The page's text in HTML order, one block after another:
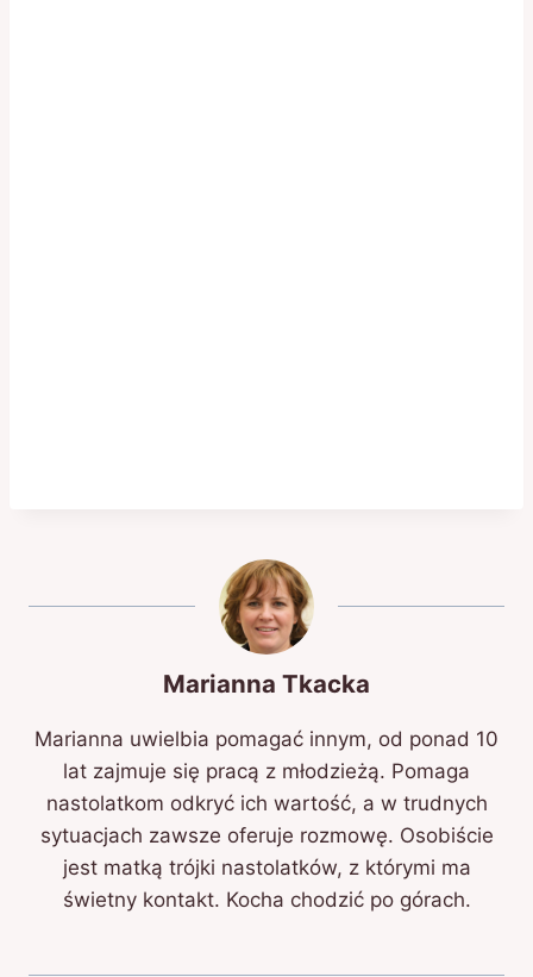
Marianna Tkacka
Marianna uwielbia pomagać innym, od ponad 10
lat zajmuje się pracą z młodzieżą. Pomaga
nastolatkom odkryć ich wartość, a w trudnych
sytuacjach zawsze oferuje rozmowę. Osobiście
jest matką trójki nastolatków, z którymi ma
świetny kontakt. Kocha chodzić po górach.